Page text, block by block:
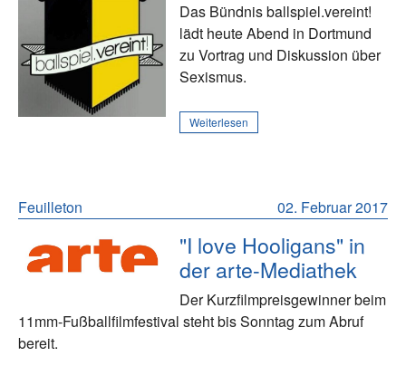
Das Bündnis ballspiel.vereint!
lädt heute Abend in Dortmund
zu Vortrag und Diskussion über
Sexismus.
Weiterlesen
02. Februar 2017
Feuilleton
"I love Hooligans" in
der arte-Mediathek
Der Kurzfilmpreisgewinner beim
11mm-Fußballfilmfestival steht bis Sonntag zum Abruf
bereit.